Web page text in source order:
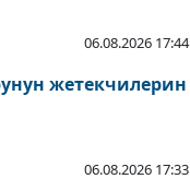
06.08.2026 17:44
жетекчилерин
06.08.2026 17:33